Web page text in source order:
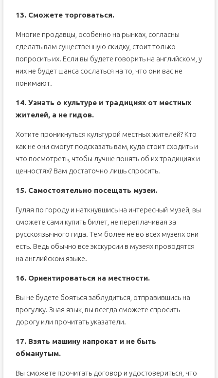
13. Сможете торговаться.
Многие продавцы, особенно на рынках, согласны
сделать вам существенную скидку, стоит только
попросить их. Если вы будете говорить на английском, у
них не будет шанса сослаться на то, что они вас не
понимают.
14. Узнать о культуре и традициях от местных
жителей, а не гидов.
Хотите проникнуться культурой местных жителей? Кто
как не они смогут подсказать вам, куда стоит сходить и
что посмотреть, чтобы лучше понять об их традициях и
ценностях? Вам достаточно лишь спросить.
15. Самостоятельно посещать музеи.
Гуляя по городу и наткнувшись на интересный музей, вы
сможете сами купить билет, не переплачивая за
русскоязычного гида. Тем более не во всех музеях они
есть. Ведь обычно все экскурсии в музеях проводятся
на английском языке.
16. Ориентироваться на местности.
Вы не будете бояться заблудиться, отправившись на
прогулку. Зная язык, вы всегда сможете спросить
дорогу или прочитать указатели.
17. Взять машину напрокат и не быть
обманутым.
Вы сможете прочитать договор и удостовериться, что